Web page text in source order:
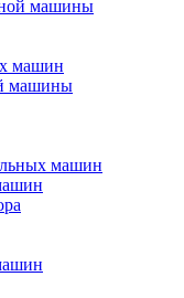
машины
машин
машины
машин